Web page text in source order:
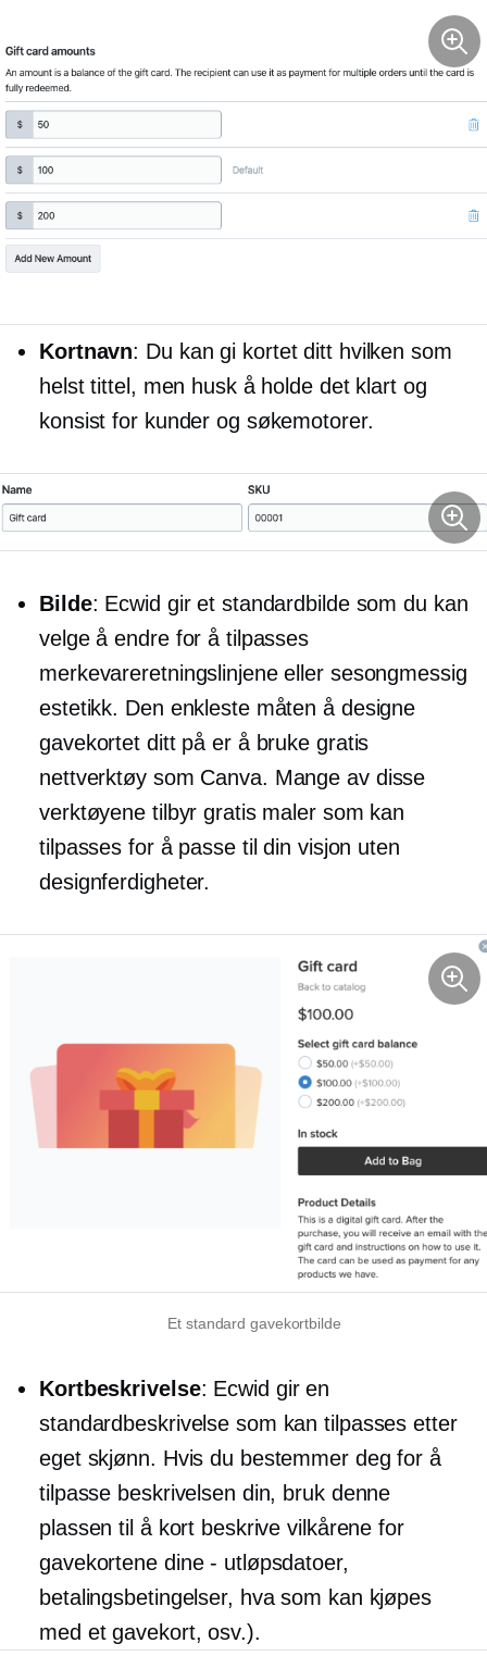
Kortnavn: Du kan gi kortet ditt hvilken som
helst tittel, men husk å holde det klart og
konsist for kunder og søkemotorer.
Bilde: Ecwid gir et standardbilde som du kan
velge å endre for å tilpasses
merkevareretningslinjene eller sesongmessig
estetikk. Den enkleste måten å designe
gavekortet ditt på er å bruke gratis
nettverktøy som Canva. Mange av disse
verktøyene tilbyr gratis maler som kan
tilpasses for å passe til din visjon uten
designferdigheter.
Et standard gavekortbilde
Kortbeskrivelse: Ecwid gir en
standardbeskrivelse som kan tilpasses etter
eget skjønn. Hvis du bestemmer deg for å
tilpasse beskrivelsen din, bruk denne
plassen til å kort beskrive vilkårene for
gavekortene dine - utløpsdatoer,
betalingsbetingelser, hva som kan kjøpes
med et gavekort, osv.).